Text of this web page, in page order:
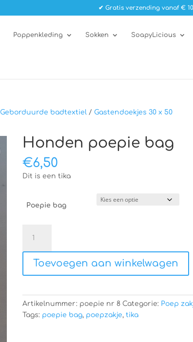
✔ Gratis verzending vanaf €
Poppenkleding Sokken SoapyLicious
Geborduurde badtextiel / Gastendoekjes 30 x 50
Honden poepie bag
€6,50
Dit is een tika
Poepie bag
poepie
bag
aantal
Toevoegen aan winkelwagen
Artikelnummer: poepie nr 8 Categorie: Poep
Tags: poepie bag, poepzakje,tika